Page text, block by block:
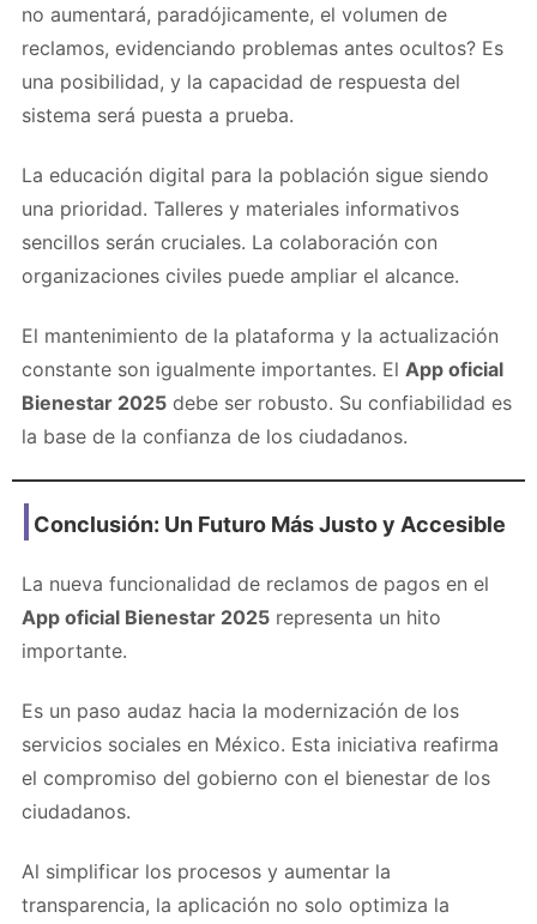
no aumentará, paradójicamente, el volumen de
reclamos, evidenciando problemas antes ocultos? Es
una posibilidad, y la capacidad de respuesta del
sistema será puesta a prueba.
La educación digital para la población sigue siendo
una prioridad. Talleres y materiales informativos
sencillos serán cruciales. La colaboración con
organizaciones civiles puede ampliar el alcance.
El mantenimiento de la plataforma y la actualización
constante son igualmente importantes. El App oficial
Bienestar 2025 debe ser robusto. Su confiabilidad es
la base de la confianza de los ciudadanos.
Conclusión: Un Futuro Más Justo y Accesible
La nueva funcionalidad de reclamos de pagos en el
App oficial Bienestar 2025 representa un hito
importante.
Es un paso audaz hacia la modernización de los
servicios sociales en México. Esta iniciativa reafirma
el compromiso del gobierno con el bienestar de los
ciudadanos.
Al simplificar los procesos y aumentar la
transparencia, la aplicación no solo optimiza la